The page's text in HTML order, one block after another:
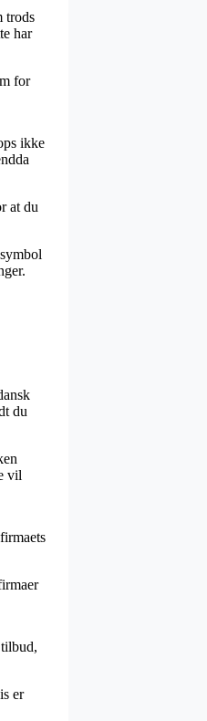
trods
har
for
ikke
at du
du
vil
er